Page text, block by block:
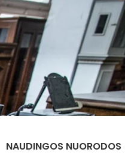
NAUDINGOS NUORODOS